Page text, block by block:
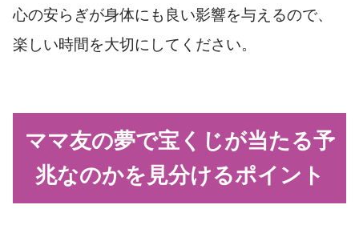
心の安らぎが身体にも良い影響を与えるので、
楽しい時間を大切にしてください。
ママ友の夢で宝くじが当たる予
兆なのかを見分けるポイント